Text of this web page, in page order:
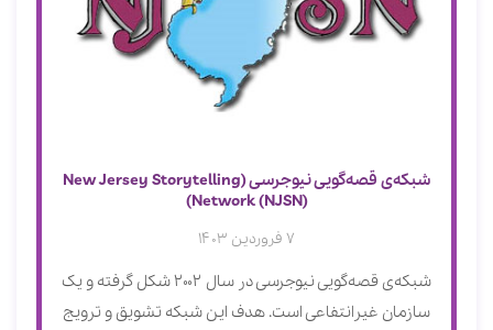
شبکه‌ی قصه‌گویی نیوجرسی (New Jersey Storytelling
Network (NJSN))
7 فروردین 1403
شبکه‌ی قصه‌گویی نیوجرسی در سال 2002 شکل گرفته و یک
سازمان غیرانتفاعی است. هدف این شبکه تشویق و ترویج